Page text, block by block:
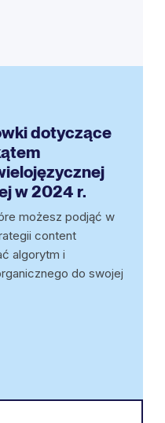
dotyczące
w 2024 r.
możesz podjąć w
content
algorytm i
do swojej